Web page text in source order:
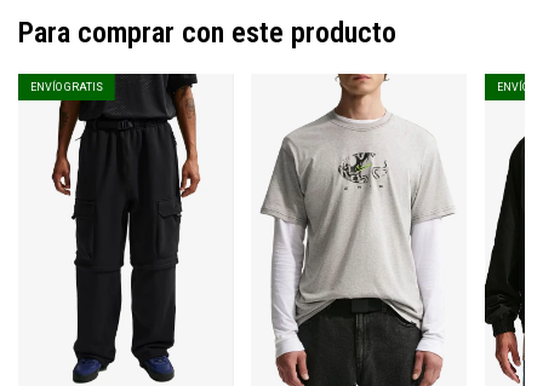
Para comprar con este producto
ENVÍO GRATIS ENVÍO